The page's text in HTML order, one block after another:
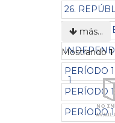
26.
ESTADO
PERÍODO
PERÍODO
PERÍODO
más…
Mostrando
1